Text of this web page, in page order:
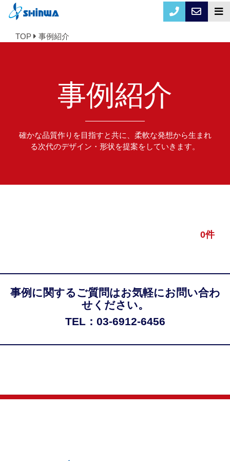
TOP 事例紹介
事例紹介
確かな品質作りを目指すと共に、柔軟な発想から生まれ
る次代のデザイン・形状を提案をしていきます。
0件
事例に関するご質問はお気軽にお問い合わ
せください。
TEL：03-6912-6456